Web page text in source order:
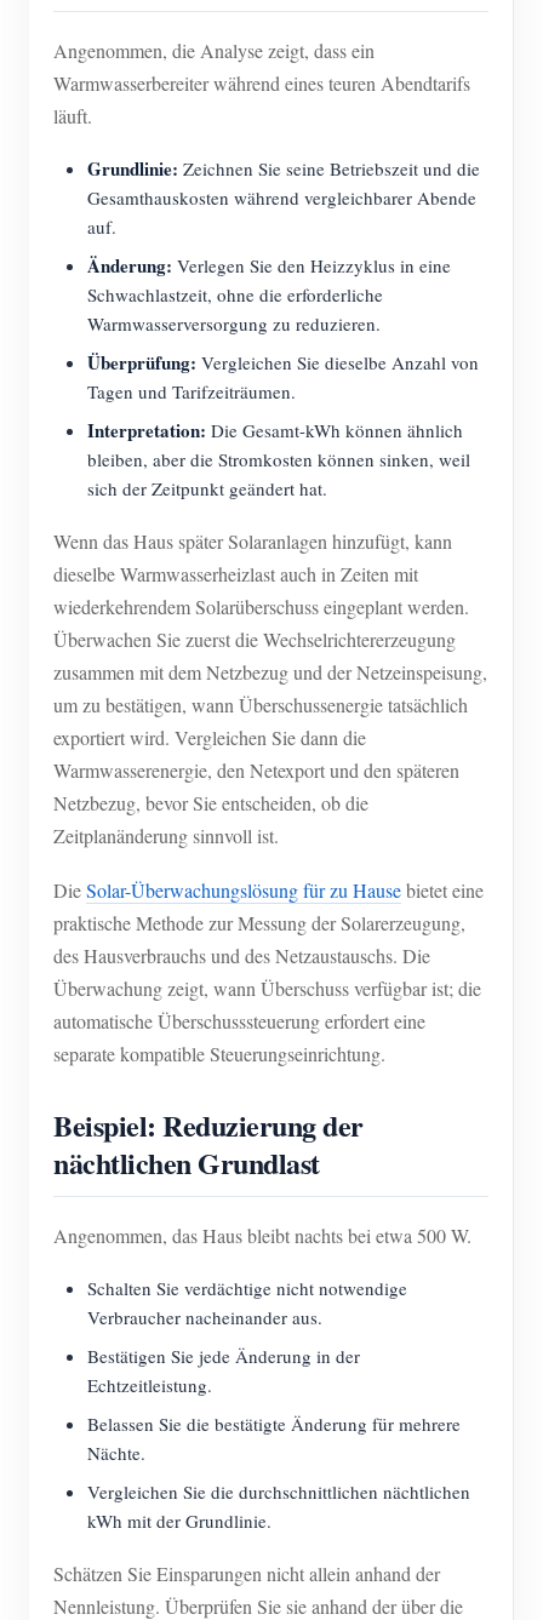
Angenommen, die Analyse zeigt, dass ein
Warmwasserbereiter während eines teuren Abendtarifs
läuft.
Grundlinie: Zeichnen Sie seine Betriebszeit und die
Gesamthauskosten während vergleichbarer Abende
auf.
Änderung: Verlegen Sie den Heizzyklus in eine
Schwachlastzeit, ohne die erforderliche
Warmwasserversorgung zu reduzieren.
Überprüfung: Vergleichen Sie dieselbe Anzahl von
Tagen und Tarifzeiträumen.
Interpretation: Die Gesamt-kWh können ähnlich
bleiben, aber die Stromkosten können sinken, weil
sich der Zeitpunkt geändert hat.
Wenn das Haus später Solaranlagen hinzufügt, kann
dieselbe Warmwasserheizlast auch in Zeiten mit
wiederkehrendem Solarüberschuss eingeplant werden.
Überwachen Sie zuerst die Wechselrichtererzeugung
zusammen mit dem Netzbezug und der Netzeinspeisung,
um zu bestätigen, wann Überschussenergie tatsächlich
exportiert wird. Vergleichen Sie dann die
Warmwasserenergie, den Netexport und den späteren
Netzbezug, bevor Sie entscheiden, ob die
Zeitplanänderung sinnvoll ist.
DieSolar-Überwachungslösung für zu Hausebietet eine
praktische Methode zur Messung der Solarerzeugung,
des Hausverbrauchs und des Netzaustauschs. Die
Überwachung zeigt, wann Überschuss verfügbar ist; die
automatische Überschusssteuerung erfordert eine
separate kompatible Steuerungseinrichtung.
Beispiel: Reduzierung der
nächtlichen Grundlast
Angenommen, das Haus bleibt nachts bei etwa 500 W.
Schalten Sie verdächtige nicht notwendige
Verbraucher nacheinander aus.
Bestätigen Sie jede Änderung in der
Echtzeitleistung.
Belassen Sie die bestätigte Änderung für mehrere
Nächte.
Vergleichen Sie die durchschnittlichen nächtlichen
kWh mit der Grundlinie.
Schätzen Sie Einsparungen nicht allein anhand der
Nennleistung. Überprüfen Sie sie anhand der über die